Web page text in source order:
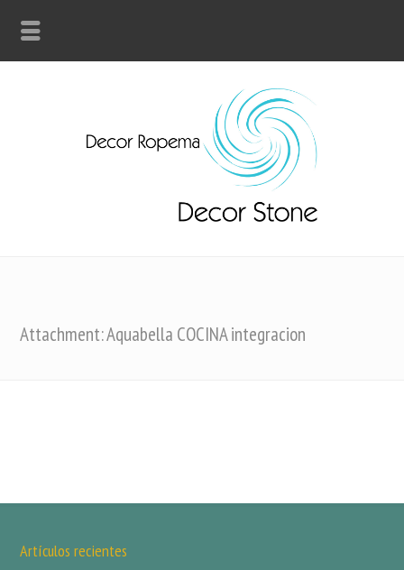
Attachment: Aquabella COCINA integracion
Artículos recientes